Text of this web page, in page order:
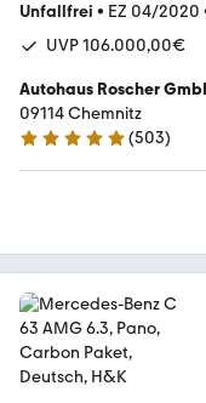
Unfallfrei • EZ 04/2020
UVP 106.000,00€
Autohaus Roscher
09114 Chemnitz
4.8 Sterne
(503)